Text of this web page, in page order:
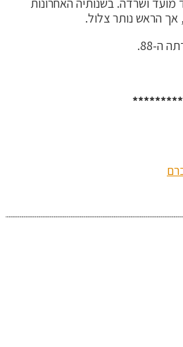
הראש נותר צלול.
ה-88.
*********